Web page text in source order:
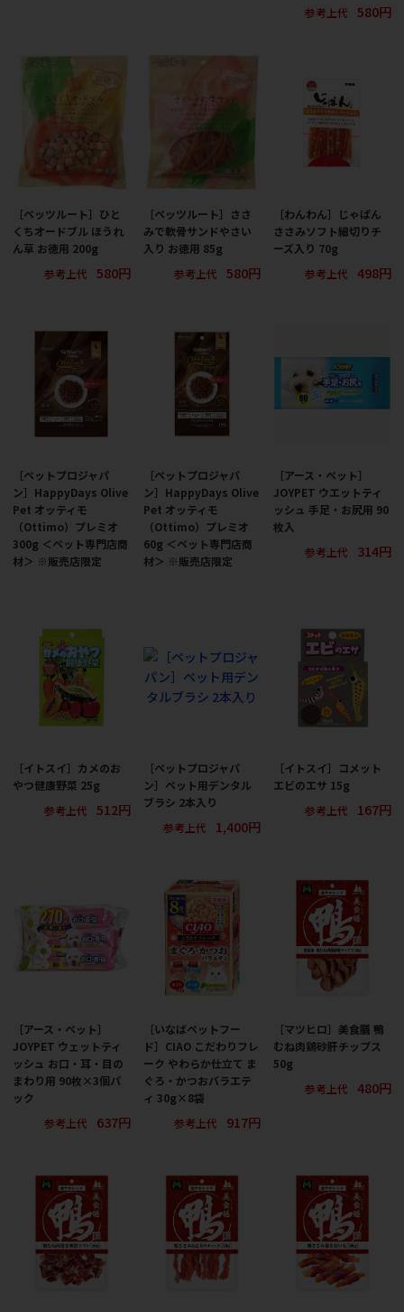
参考上代
580円
［ペッツルート］ひと
くちオードブル ほうれ
ん草 お徳用 200g
参考上代
580円
［ペッツルート］ささ
みで軟骨サンドやさい
入り お徳用 85g
参考上代
580円
［わんわん］じゃぱん
ささみソフト細切りチ
ーズ入り 70g
参考上代
498円
［ペットプロジャパ
ン］HappyDays Olive
Pet オッティモ
（Ottimo）プレミオ
300g ＜ペット専門店商
材＞ ※販売店限定
［ペットプロジャパ
ン］HappyDays Olive
Pet オッティモ
（Ottimo）プレミオ
60g ＜ペット専門店商
材＞ ※販売店限定
［アース・ペット］
JOYPET ウエットティ
ッシュ 手足・お尻用 90
枚入
参考上代
314円
［イトスイ］カメのお
やつ健康野菜 25g
参考上代
512円
［ペットプロジャパ
ン］ペット用デンタル
ブラシ 2本入り
参考上代
1,400円
［イトスイ］コメット
エビのエサ 15g
参考上代
167円
［アース・ペット］
JOYPET ウェットティ
ッシュ お口・耳・目の
まわり用 90枚×3個パ
ック
参考上代
637円
［いなばペットフー
ド］CIAO こだわりフレ
ーク やわらか仕立て ま
ぐろ・かつおバラエテ
ィ 30g×8袋
参考上代
917円
［マツヒロ］美食膳 鴨
むね肉鶏砂肝チップス
50g
参考上代
480円